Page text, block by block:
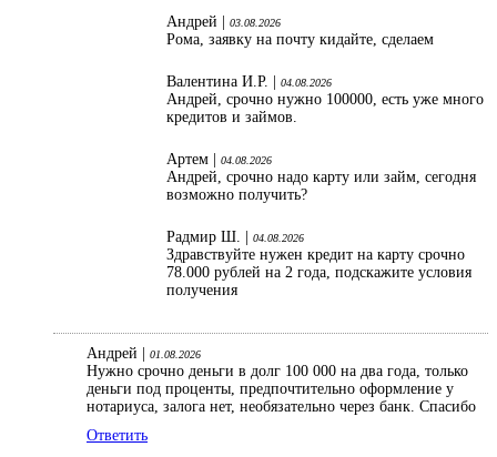
Андрей | 03.08.2026
Рома, заявку на почту кидайте, сделаем
Валентина И.Р. | 04.08.2026
Андрей, срочно нужно 100000, есть уже много
кредитов и займов.
Артем | 04.08.2026
Андрей, срочно надо карту или займ, сегодня
возможно получить?
Радмир Ш. | 04.08.2026
Здравствуйте нужен кредит на карту срочно
78.000 рублей на 2 года, подскажите условия
получения
Андрей | 01.08.2026
Нужно срочно деньги в долг 100 000 на два года, только
деньги под проценты, предпочтительно оформление у
нотариуса, залога нет, необязательно через банк. Спасибо
Ответить